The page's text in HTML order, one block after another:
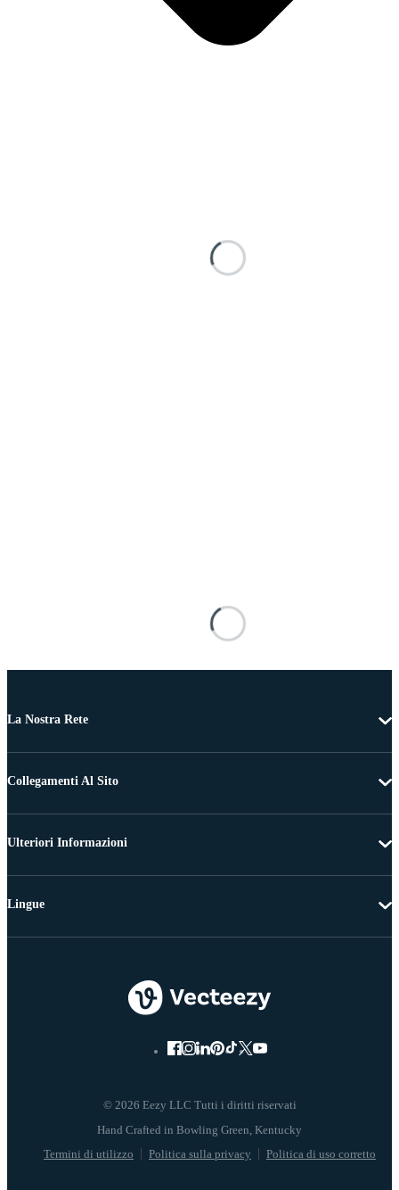
La Nostra Rete
Collegamenti Al Sito
Ulteriori Informazioni
© 2026 Eezy LLC Tutti i diritti riservati
Termini di utilizzo Politica sulla privacy Politica di uso corretto
Lingue